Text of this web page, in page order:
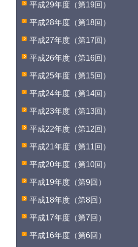
平成29年度（第19回）
平成28年度（第18回）
平成27年度（第17回）
平成26年度（第16回）
平成25年度（第15回）
平成24年度（第14回）
平成23年度（第13回）
平成22年度（第12回）
平成21年度（第11回）
平成20年度（第10回）
平成19年度（第9回）
平成18年度（第8回）
平成17年度（第7回）
平成16年度（第6回）